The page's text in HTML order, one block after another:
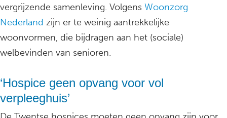
vergrijzende samenleving. Volgens Woonzorg
Nederland zijn er te weinig aantrekkelijke
woonvormen, die bijdragen aan het (sociale)
welbevinden van senioren.
‘Hospice geen opvang voor vol
verpleeghuis’